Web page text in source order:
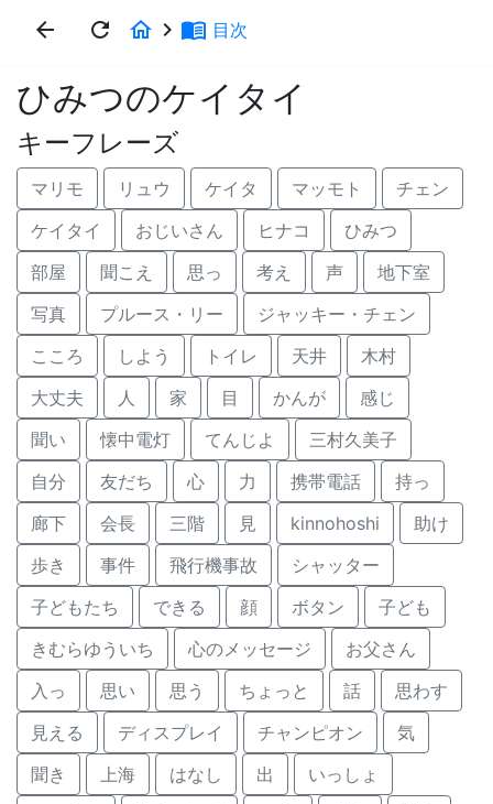
arrow_back refresh home keyboard_arrow_right menu_book 目次
ひみつのケイタイ
キーフレーズ
マリモ リュウ ケイタ マッモト
チェン
ケイタイ
おじいさん ヒナコ
ひみつ
部屋
聞こえ 思っ 考え 声
地下室
写真
プルース・リー
ジャッキー・チェン
こころ
しよう トイレ 天井
木村
大丈夫
人 家 目 かんが
感じ
聞い
懐中電灯 てんじよ
三村久美子
自分
友だち 心 力 携帯電話
持っ
廊下
会長 三階 見 kinnohoshi
助け
歩き
事件 飛行機事故
シャッター
子どもたち
できる 顔 ボタン
子ども
きむらゆういち
心のメッセージ
お父さん
入っ
思い 思う ちょっと 話
思わす
見える
ディスプレイ チャンピオン
気
聞き
上海 はなし 出
いっしょ